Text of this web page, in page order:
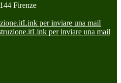
Firenze
Link per inviare una mail
Link per inviare una mail